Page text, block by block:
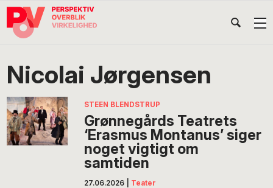
Gå
direkte
navigation
Skip
indhold
Gå
direkte
POV
International
Nicolai Jørgensen
STEEN BLENDSTRUP
Grønnegårds Teatrets
‘Erasmus Montanus’ siger
noget vigtigt om
samtiden
27.06.2026 Teater